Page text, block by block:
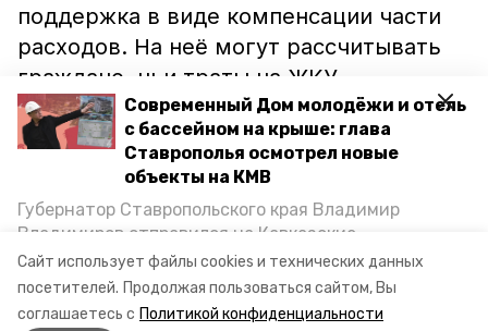
Сайт использует файлы cookies и технических данных
посетителей. Продолжая пользоваться сайтом, Вы
соглашаетесь с Политикой конфиденциальности
Современный Дом молодёжи и отель
с бассейном на крыше: глава
Ставрополья осмотрел новые
объекты на КМВ
Губернатор Ставропольского края Владимир
Владимиров отправился на Кавказские
Минеральные Воды, чтобы проинспектировать
строительство объектов в Кисловодске и
Минводах, а также выслушать предложения о
поддержка в виде компенсации части
расходов. На неё могут рассчитывать
граждане, чьи траты на ЖКУ
превышают 22 процента от
совокупного семейного дохода. За
субсидией можно обратиться в органы
соцзащиты.
Ранее в Минеральных Водахначал
работуабонентский отдел ООО «ЖКХ».